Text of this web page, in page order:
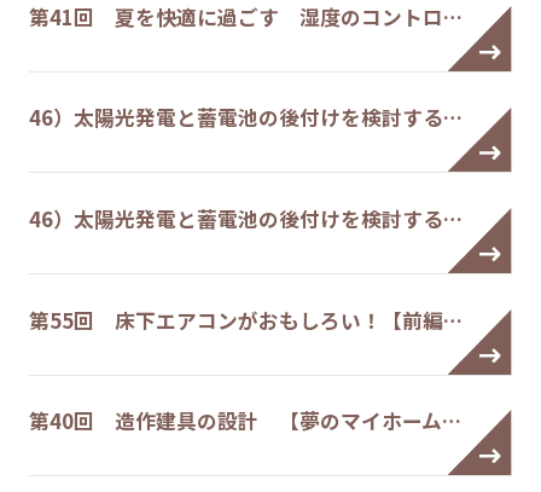
第41回 夏を快適に過ごす 湿度のコントロ…
46）太陽光発電と蓄電池の後付けを検討する…
46）太陽光発電と蓄電池の後付けを検討する…
第55回 床下エアコンがおもしろい！【前編…
第40回 造作建具の設計 【夢のマイホーム…